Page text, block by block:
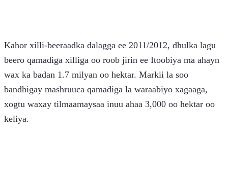
Kahor xilli-beeraadka dalagga ee 2011/2012, dhulka lagu
beero qamadiga xilliga oo roob jirin ee Itoobiya ma ahayn
wax ka badan 1.7 milyan oo hektar. Markii la soo
bandhigay mashruuca qamadiga la waraabiyo xagaaga,
xogtu waxay tilmaamaysaa inuu ahaa 3,000 oo hektar oo
keliya.